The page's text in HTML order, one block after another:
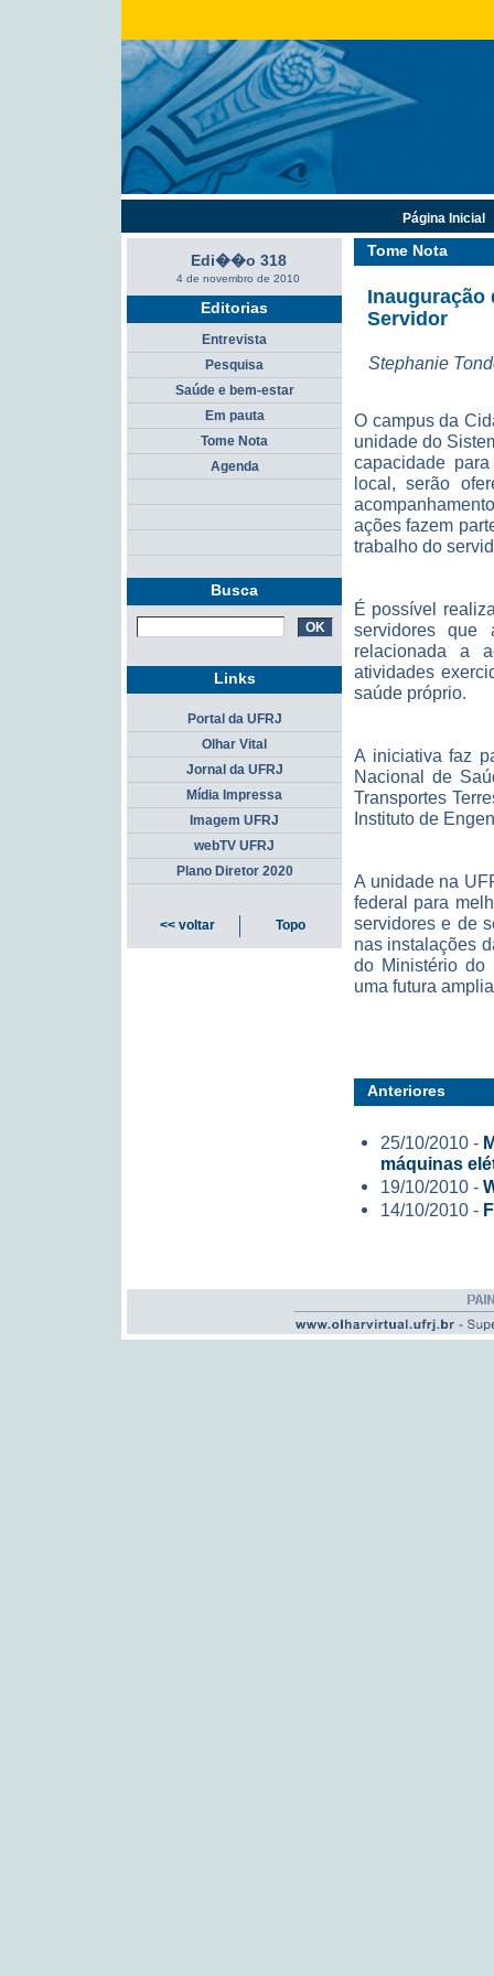
Tome Nota
Inauguração
Servidor
Stephanie
O campus da
unidade do
capacidade
local, serão
ações fazem
trabalho do
É possível
servidores que
relacionada a
atividades
saúde próprio.
A iniciativa faz
Nacional de
Transportes
Instituto de
A unidade na
federal para
servidores e de
nas instalações
do Ministério do
uma futura
Anteriores
25/10/2010 -
máquinas
19/10/2010 -
14/10/2010 -
Edi��o 318
4 de novembro de 2010
Editorias
Entrevista
Pesquisa
Saúde e bem-estar
Em pauta
Tome Nota
Agenda
Busca
Página Inicial
Links
Portal da UFRJ
Olhar Vital
Jornal da UFRJ
Mídia Impressa
Imagem UFRJ
webTV UFRJ
Plano Diretor 2020
<< voltar Topo